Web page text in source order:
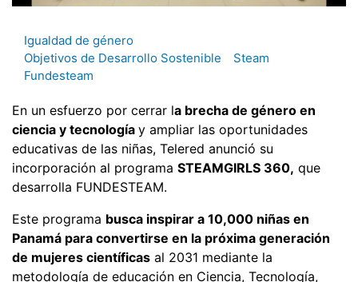
Igualdad de género
Objetivos de Desarrollo Sostenible
Steam
Fundesteam
En un esfuerzo por cerrar la brecha de género en
ciencia y tecnología y ampliar las oportunidades
educativas de las niñas, Telered anunció su
incorporación al programa STEAMGIRLS 360, que
desarrolla FUNDESTEAM.
Este programa busca inspirar a 10,000 niñas en
Panamá para convertirse en la próxima generación
de mujeres científicas al 2031 mediante la
metodología de educación en Ciencia, Tecnología,